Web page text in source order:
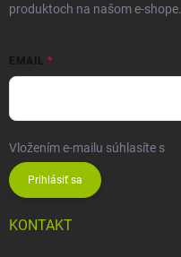
produktoch na našom e-shope.
EMAIL
Vložením e-mailu súhlasíte s
Prihlásiť sa
KONTAKT